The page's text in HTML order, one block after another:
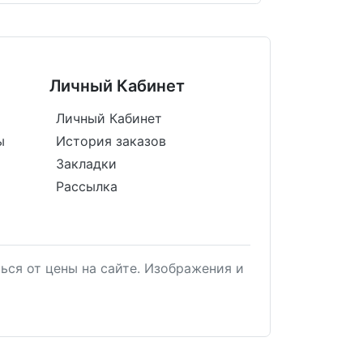
Личный Кабинет
Личный Кабинет
История заказов
Закладки
Рассылка
от цены на сайте. Изображения и